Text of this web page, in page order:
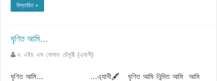
বিস্তারিত »
ঘৃণিত আমি…
এ এইচ এম নোমান চৌধুরী (এ্যানী)
ঘৃণিত আমি… …এ্যানী🖋️ ঘৃণিত আমি নিন্দিত আমি আমি